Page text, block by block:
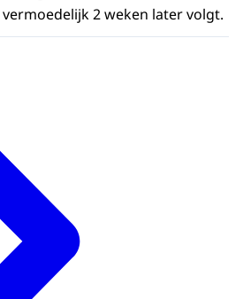
2 weken later volgt.